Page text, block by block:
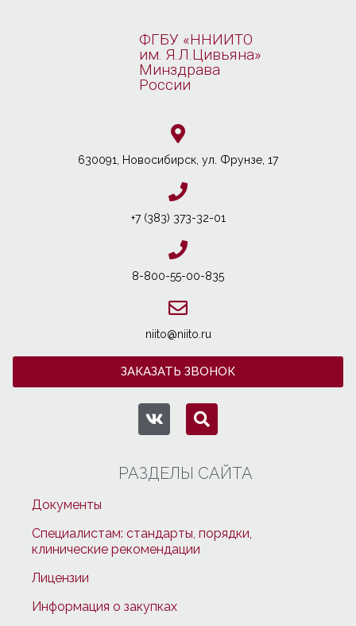
ФГБУ «ННИИТО
им. Я.Л.Цивьяна»
Минздрава
России
630091, Новосибирcк, ул. Фрунзе, 17
+7 (383) 373-32-01
8-800-55-00-835
niito@niito.ru
ЗАКАЗАТЬ ЗВОНОК
РАЗДЕЛЫ САЙТА
Документы
Специалистам: стандарты, порядки,
клинические рекомендации
Лицензии
Информация о закупках